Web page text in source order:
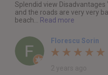
Splendid view
and the roads are very very
beach...
Read more
Florescu Sorin